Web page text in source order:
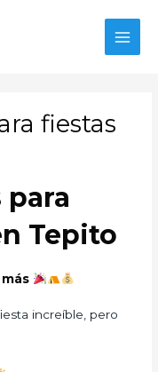
fiestas
para
Tepito
increíble, pero